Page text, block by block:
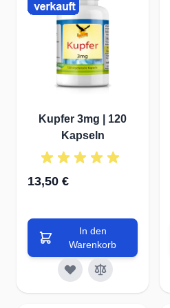
Kupfer 3mg | 120
Kapseln
13,50 €
In den
Warenkorb